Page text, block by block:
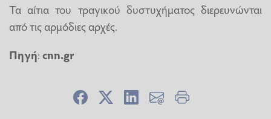
Τα αίτια του τραγικού δυστυχήματος διερευνώνται
από τις αρμόδιες αρχές.
Πηγή:cnn.gr